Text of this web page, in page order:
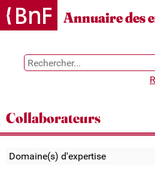
Gestion des cookies
Annuaire des
Collaborateurs
Domaine(s) d'expertise